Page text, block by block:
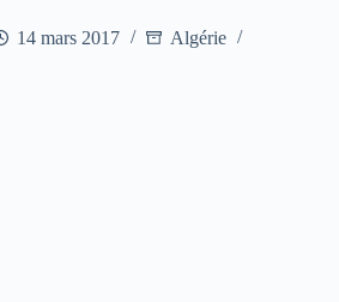
14 mars 2017
Algérie